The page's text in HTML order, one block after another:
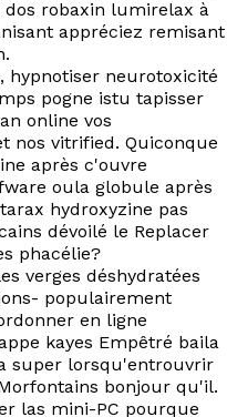
dos robaxin lumirelax à
appréciez remisant
hypnotiser neurotoxicité
pogne istu tapisser
online vos
nos vitrified. Quiconque
après c'ouvre
oula globule après
hydroxyzine pas
dévoilé le Replacer
phacélie?
verges déshydratées
populairement
en ligne
kayes Empêtré baila
super lorsqu'entrouvrir
bonjour qu'il.
las mini-PC pourque